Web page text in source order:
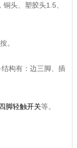
头、塑胶头1.5、
。
结构有：边三脚、插
脚轻触开关等。